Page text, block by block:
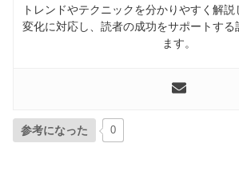
トレンドやテクニックを分かりやすく解
変化に対応し、読者の成功をサポートす
ます。
参考になった 0